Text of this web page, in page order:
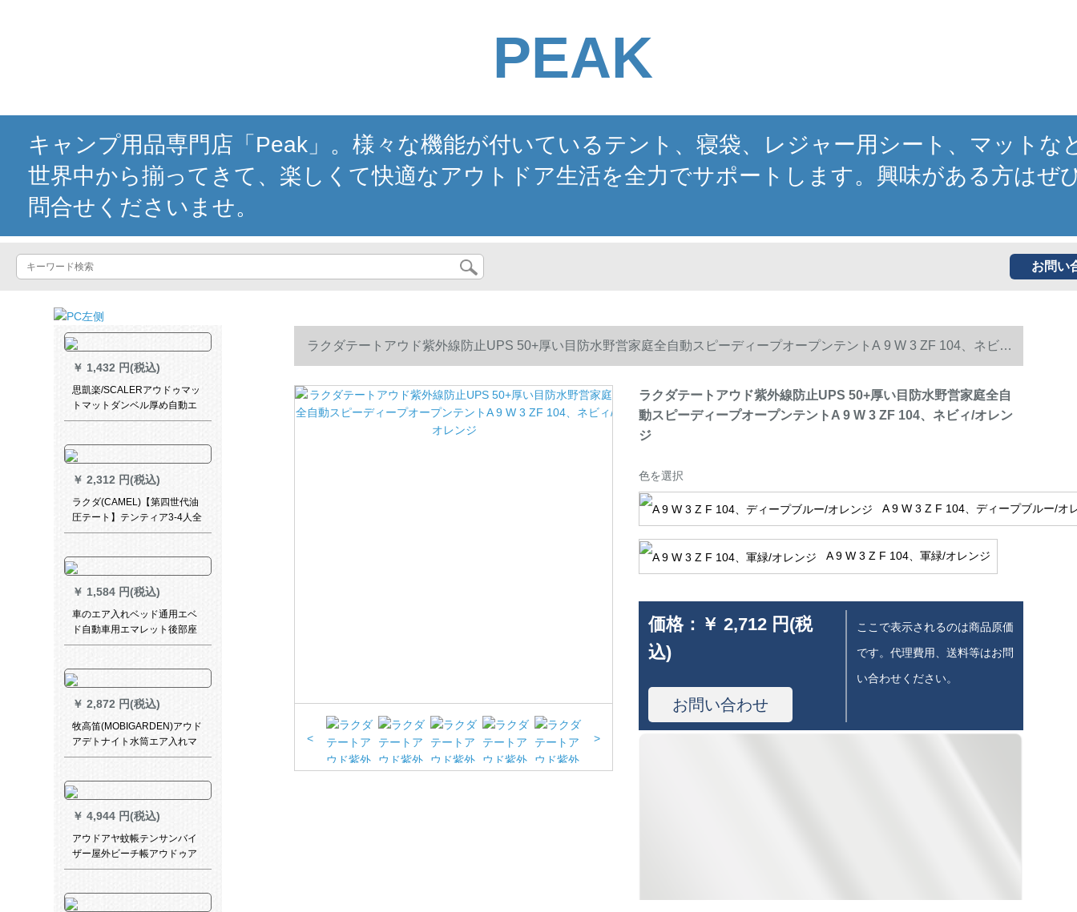
PEAK
キャンプ用品専門店「Peak」。様々な機能が付いているテント、寝袋、レジャー用シート、マットな
世界中から揃ってきて、楽しくて快適なアウトドア生活を全力でサポートします。興味がある方はぜ
問合せくださいませ。
お問い
￥ 1,432 円(税込)
思凱楽/SCALERアウドゥマッ
トマットダンベル厚め自動エ
ア入れ防寒隔潮自動エア入れ
￥ 2,312 円(税込)
ラクダ(CAMEL)【第四世代油
圧テート】テンティア3-4人全
自動スピーディープ防水キャ
331 H 8111
￥ 1,584 円(税込)
車のエア入れベッド通用エベ
ド自動車用エマレット後部座
席の子供用ベッド旅行マット
器縦縞ダブルガード-ベージュ
￥ 2,872 円(税込)
牧高笛(MOBIGARDEN)アウド
アデトナイト水筒エア入れマ
ット湿性防止パッドエエ入れ
グループみあわせかもしれま
せん。厚め水瓶ダンベル厚め6
cm青
￥ 4,944 円(税込)
アウドアヤ蚊帳テンサンバイ
ザー屋外ビーチ帳アウドゥア
旅行紗網防虫帳5-10人冷凍庫8
ラクダテートアウド紫外線防止UPS 50+厚い目防水野営家庭全自動スピーディープオープンテントA 9 W 3 ZF 104、ネビィ/
オレンジ
< >
ラクダテートアウド紫外線防止UPS 50+厚い目防水野営家庭全自
動スピーディープオープンテントA 9 W 3 ZF 104、ネビィ/オレン
ジ
色を選択
A 9 W 3 Z F 104、ディープブルー/オ
A 9 W 3 Z F 104、軍緑/オレンジ
価格： ￥ 2,712 円(税
込)
お問い合わせ
ここで表示されるのは商品原価
です。代理費用、送料等はお問
い合わせください。